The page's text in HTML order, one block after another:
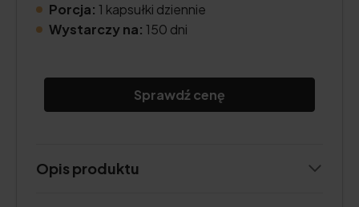
Porcja: 1 kapsułki dziennie
Wystarczy na: 150 dni
Sprawdź cenę
Opis produktu